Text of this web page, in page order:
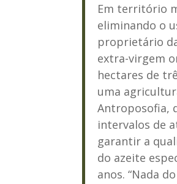
Em território
eliminando o
proprietário
extra-virgem
hectares de
uma
Antroposofia,
intervalos de
garantir a
do azeite
anos. “Nada